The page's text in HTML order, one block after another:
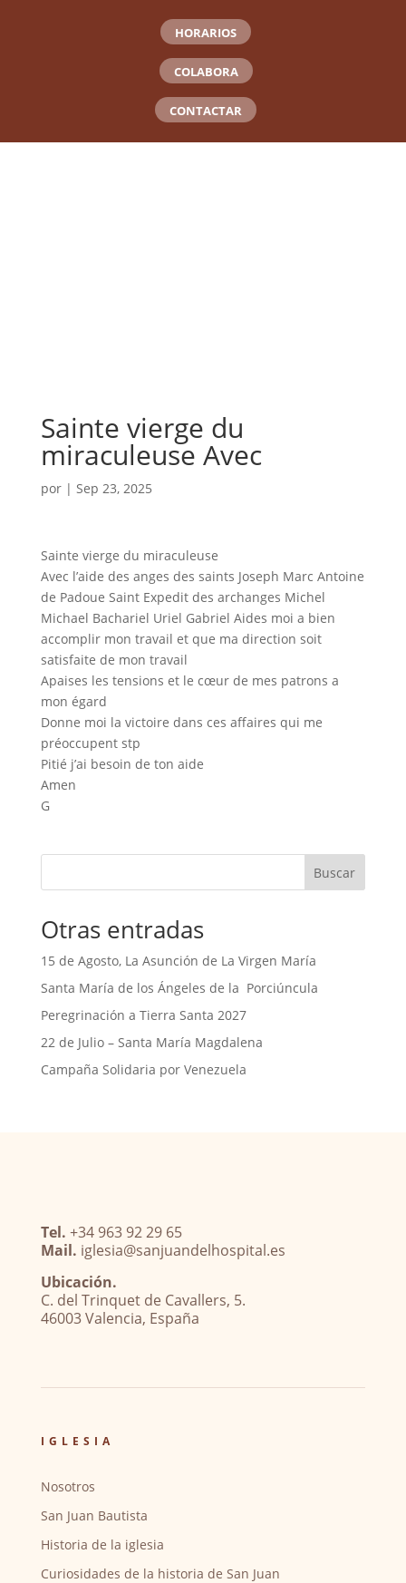
HORARIOS
COLABORA
CONTACTAR
Sainte vierge du
miraculeuse Avec
por | Sep 23, 2025
Sainte vierge du miraculeuse
Avec l’aide des anges des saints Joseph Marc Antoine
de Padoue Saint Expedit des archanges Michel
Michael Bachariel Uriel Gabriel Aides moi a bien
accomplir mon travail et que ma direction soit
satisfaite de mon travail
Apaises les tensions et le cœur de mes patrons a
mon égard
Donne moi la victoire dans ces affaires qui me
préoccupent stp
Pitié j’ai besoin de ton aide
Amen
G
Buscar
Otras entradas
15 de Agosto, La Asunción de La Virgen María
Santa María de los Ángeles de la Porciúncula
Peregrinación a Tierra Santa 2027
22 de Julio – Santa María Magdalena
Campaña Solidaria por Venezuela
Tel. +34 963 92 29 65
Mail. iglesia@sanjuandelhospital.es
Ubicación.
C. del Trinquet de Cavallers, 5.
46003 Valencia, España
IGLESIA
Nosotros
San Juan Bautista
Historia de la iglesia
Curiosidades de la historia de San Juan